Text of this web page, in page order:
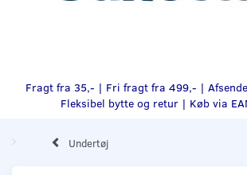
Fragt fra 35,- | Fri fragt fra 499,- |
Fleksibel bytte og retur | Køb via
Undertøj